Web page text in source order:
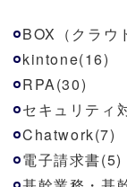
BOX（クラウ
kintone(16)
RPA(30)
セキュリティ
Chatwork(7)
電子請求書(5)